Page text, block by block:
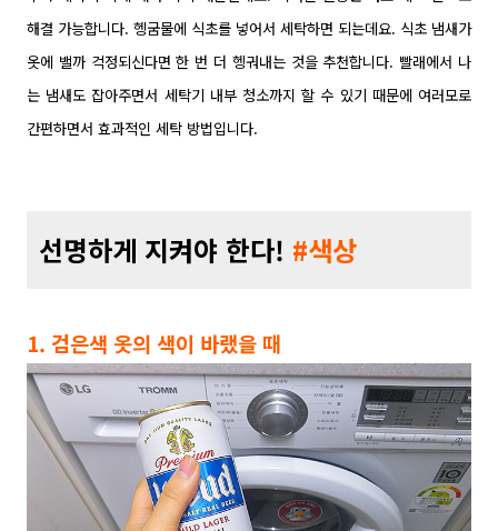
해결 가능합니다. 헹굼물에 식초를 넣어서 세탁하면 되는데요. 식초 냄새가
옷에 밸까 걱정되신다면 한 번 더 헹궈내는 것을 추천합니다. 빨래에서 나
는 냄새도 잡아주면서 세탁기 내부 청소까지 할 수 있기 때문에 여러모로
간편하면서 효과적인 세탁 방법입니다.
선명하게 지켜야 한다! #색상
1. 검은색 옷의 색이 바랬을 때